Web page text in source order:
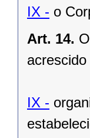
IX - o
Art. 14.
IX -